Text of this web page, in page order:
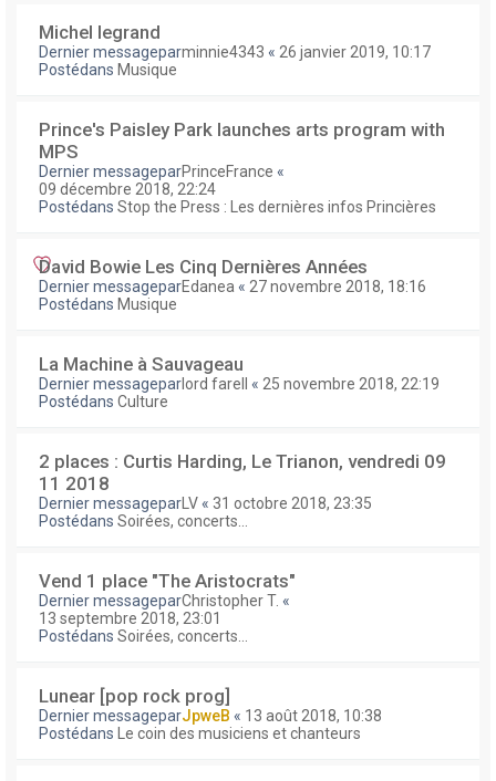
Michel legrand
Dernier messageparminnie4343 « 26 janvier 2019, 10:17
Postédans Musique
Prince's Paisley Park launches arts program with
MPS
Dernier messageparPrinceFrance «
09 décembre 2018, 22:24
Postédans Stop the Press : Les dernières infos Princières
David Bowie Les Cinq Dernières Années
Dernier messageparEdanea « 27 novembre 2018, 18:16
Postédans Musique
La Machine à Sauvageau
Dernier messageparlord farell « 25 novembre 2018, 22:19
Postédans Culture
2 places : Curtis Harding, Le Trianon, vendredi 09
11 2018
Dernier messagepar LV « 31 octobre 2018, 23:35
Postédans Soirées, concerts...
Vend 1 place "The Aristocrats"
Dernier messageparChristopher T. «
13 septembre 2018, 23:01
Postédans Soirées, concerts...
Lunear [pop rock prog]
Dernier messageparJpweB « 13 août 2018, 10:38
Postédans
Le coin des musiciens et chanteurs